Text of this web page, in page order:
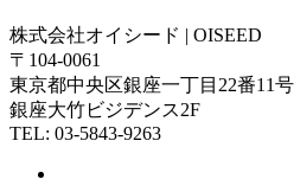
株式会社オイシード | OISEED
〒104-0061
東京都中央区銀座一丁目22番11号
銀座大竹ビジデンス2F
TEL: 03-5843-9263